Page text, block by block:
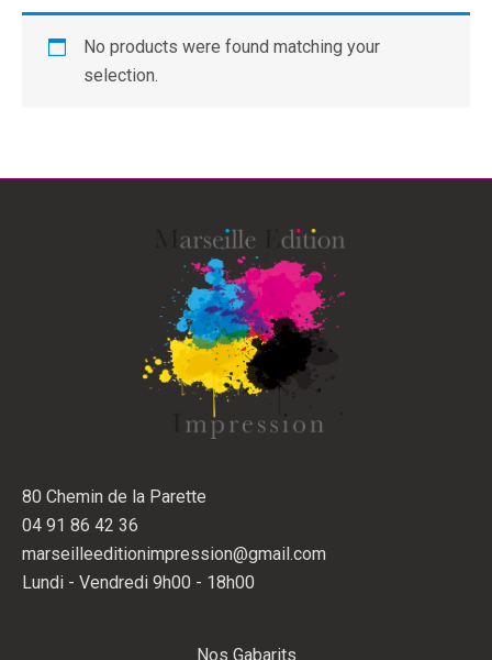
No products were found matching your
selection.
80 Chemin de la Parette
04 91 86 42 36
marseilleeditionimpression@gmail.com
Lundi - Vendredi 9h00 - 18h00
Nos Gabarits